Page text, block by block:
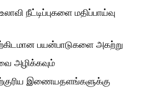
நீட்டிப்புகளை மதிப்பாய்வு
பயன்பாடுகளை அகற்று
அழிக்கவும்
இணையதளங்களுக்கு